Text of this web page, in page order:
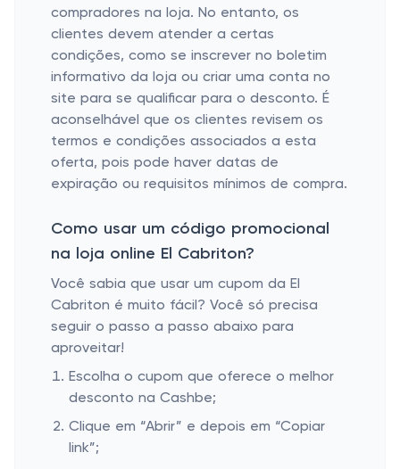
compradores na loja. No entanto, os
clientes devem atender a certas
condições, como se inscrever no boletim
informativo da loja ou criar uma conta no
site para se qualificar para o desconto. É
aconselhável que os clientes revisem os
termos e condições associados a esta
oferta, pois pode haver datas de
expiração ou requisitos mínimos de compra.
Como usar um código promocional
na loja online El Cabriton?
Você sabia que usar um cupom da El
Cabriton é muito fácil? Você só precisa
seguir o passo a passo abaixo para
aproveitar!
Escolha o cupom que oferece o melhor
desconto na Cashbe;
Clique em “Abrir” e depois em “Copiar
link”;